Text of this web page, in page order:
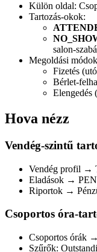
Külön oldal:
Tartozás-okok:
salon-
Megoldási
Fizetés
Bérlet-
Elengedés
Hova nézz
Vendég-szintű
Vendég profil →
Eladások →
Riportok →
Csoportos óra-
Csoportos órák
Szűrők: